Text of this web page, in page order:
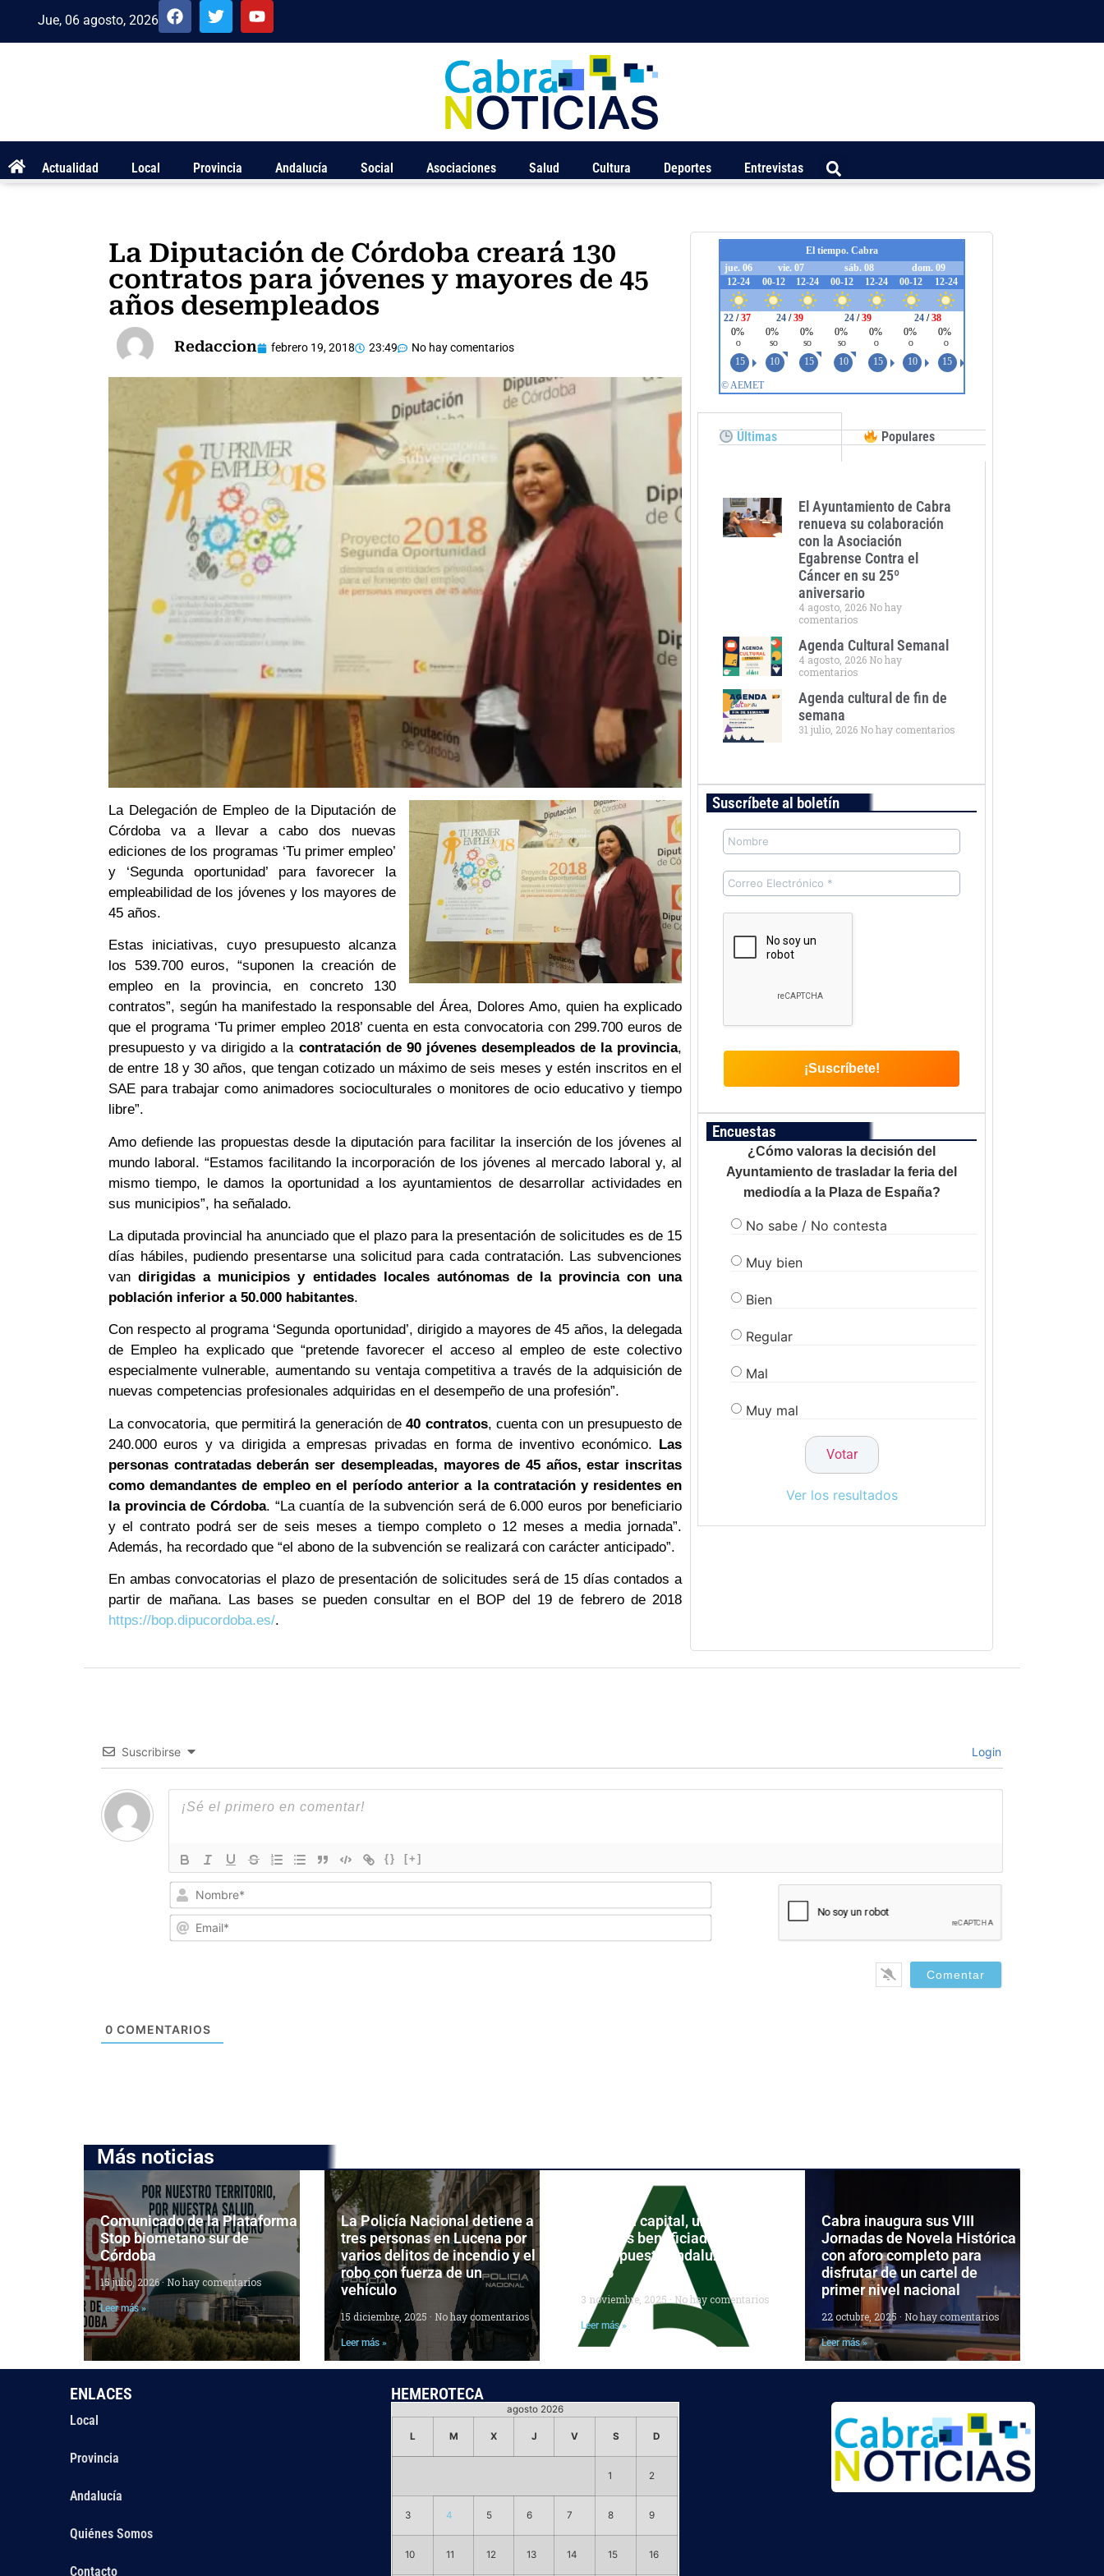
Jue, 06 agosto, 2026
Actualidad Local Provincia Andalucía Social Asociaciones Salud Cultura Deportes Entrevistas
La Diputación de Córdoba creará 130
contratos para jóvenes y mayores de 45
años desempleados
Redaccion febrero 19, 2018 23:49 No hay comentarios
La Delegación de Empleo de la Diputación de
Córdoba va a llevar a cabo dos nuevas
ediciones de los programas ‘Tu primer empleo’
y ‘Segunda oportunidad’ para favorecer la
empleabilidad de los jóvenes y los mayores de
45 años.
Estas iniciativas, cuyo presupuesto alcanza
los 539.700 euros, “suponen la creación de
empleo en la provincia, en concreto 130
contratos”, según ha manifestado la responsable del Área, Dolores Amo, quien ha explicado
que el programa ‘Tu primer empleo 2018’ cuenta en esta convocatoria con 299.700 euros de
presupuesto y va dirigido a la contratación de 90 jóvenes desempleados de la provincia,
de entre 18 y 30 años, que tengan cotizado un máximo de seis meses y estén inscritos en el
SAE para trabajar como animadores socioculturales o monitores de ocio educativo y tiempo
libre”.
Amo defiende las propuestas desde la diputación para facilitar la inserción de los jóvenes al
mundo laboral. “Estamos facilitando la incorporación de los jóvenes al mercado laboral y, al
mismo tiempo, le damos la oportunidad a los ayuntamientos de desarrollar actividades en
sus municipios”, ha señalado.
La diputada provincial ha anunciado que el plazo para la presentación de solicitudes es de 15
días hábiles, pudiendo presentarse una solicitud para cada contratación. Las subvenciones
vandirigidas a municipios y entidades locales autónomas de la provincia con una
población inferior a 50.000 habitantes.
Con respecto al programa ‘Segunda oportunidad’, dirigido a mayores de 45 años, la delegada
de Empleo ha explicado que “pretende favorecer el acceso al empleo de este colectivo
especialmente vulnerable, aumentando su ventaja competitiva a través de la adquisición de
nuevas competencias profesionales adquiridas en el desempeño de una profesión”.
La convocatoria, que permitirá la generación de40 contratos, cuenta con un presupuesto de
240.000 euros y va dirigida a empresas privadas en forma de inventivo económico. Las
personas contratadas deberán ser desempleadas, mayores de 45 años, estar inscritas
como demandantes de empleo en el período anterior a la contratación y residentes en
la provincia de Córdoba. “La cuantía de la subvención será de 6.000 euros por beneficiario
y el contrato podrá ser de seis meses a tiempo completo o 12 meses a media jornada”.
Además, ha recordado que “el abono de la subvención se realizará con carácter anticipado”.
En ambas convocatorias el plazo de presentación de solicitudes será de 15 días contados a
partir de mañana. Las bases se pueden consultar en el BOP del 19 de febrero de 2018
https://bop.dipucordoba.es/.
Últimas Populares
El Ayuntamiento de Cabra
renueva su colaboración
con la Asociación
Egabrense Contra el
Cáncer en su 25º
aniversario
4 agosto, 2026 No hay
comentarios
Agenda Cultural Semanal
4 agosto, 2026 No hay
comentarios
Agenda cultural de fin de
semana
31 julio, 2026 No hay comentarios
Suscríbete al boletín
Encuestas
¿Cómo valoras la decisión del
Ayuntamiento de trasladar la feria del
mediodía a la Plaza de España?
No sabe / No contesta
Muy bien
Bien
Regular
Mal
Muy mal
Ver los resultados
Suscribirse Login
{} [+]
Nombre*
Email*
0 COMENTARIOS
Más noticias
Comunicado de la Plataforma
Stop biometano sur de
Córdoba
15 julio, 2026No hay comentarios
Leer más »
La Policía Nacional detiene a
tres personas en Lucena por
varios delitos de incendio y el
robo con fuerza de un
vehículo
15 diciembre, 2025 No hay comentarios
Leer más »
Córdoba capital, una de las
grandes beneficiadas del
Presupuesto andaluz para
2026
3 noviembre, 2025No hay comentarios
Leer más »
Cabra inaugura sus VIII
Jornadas de Novela Histórica
con aforo completo para
disfrutar de un cartel de
primer nivel nacional
22 octubre, 2025 No hay comentarios
Leer más »
ENLACES
Local
Provincia
Andalucía
Quiénes Somos
Contacto
HEMEROTECA
agosto 2026
L M X J V S D
1 2
3 4 5 6 7 8 9
10 11 12 13 14 15 16